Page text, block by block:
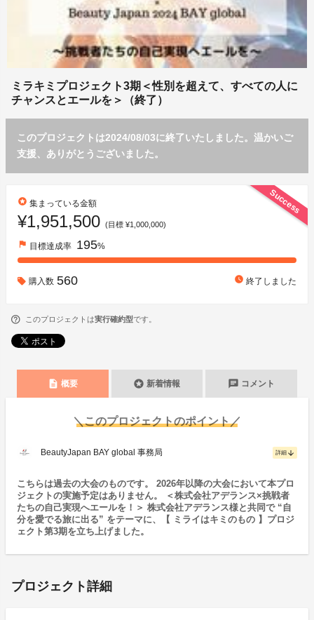
ミラキミプロジェクト3期＜性別を超えて、すべての人に
チャンスとエールを＞（終了）
このプロジェクトは2024/08/03に終了いたしました。温かいご
支援、ありがとうございました。
Success
stars 集まっている金額
¥1,951,500 (目標 ¥1,000,000)
flag 目標達成率 195%
購入数 560 watch_later 終了しました
このプロジェクトは実行確約型です。
description 概要 stars 新着情報 chat コメント
＼このプロジェクトのポイント／
BeautyJapan BAY global 事務局 詳細 arrow_downward
こちらは過去の大会のものです。 2026年以降の大会において本プロ
ジェクトの実施予定はありません。 ＜株式会社アデランス×挑戦者
たちの自己実現へエールを！＞ 株式会社アデランス様と共同で “自
分を愛でる旅に出る” をテーマに、【 ミライはキミのもの 】プロジ
ェクト第3期を立ち上げました。
プロジェクト詳細